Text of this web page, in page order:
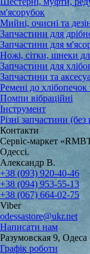
м'ясорубок
Мийні, очисні та
Запчастини для
Запчастини для
Ножі, сітки, шнеки
Запчастини для
Запчастини та
Ремені до
Помпи вібраційні
Інструмент
Різні запчастини (без
Контакти
Сервіс-маркет
Одессі.
Александр В.
+38 (093) 920-40-46
+38 (094) 953-55-13
+38 (067) 664-02-75
Viber
odessastore@ukr.net
Написати нам
Разумовская 9, Одеса
Графік роботи